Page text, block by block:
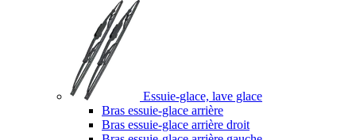
Essuie-glace, lave glace
Bras essuie-glace arrière
Bras essuie-glace arrière droit